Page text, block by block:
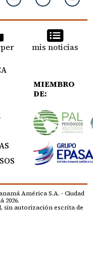
mis noticias
MIEMBRO
DE:
América S.A. - Ciudad
2026.
sin autorización escrita de